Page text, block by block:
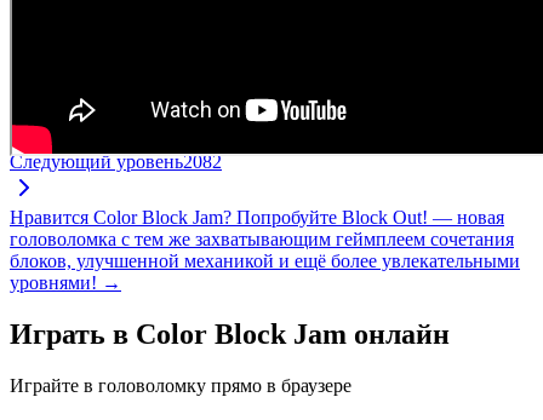
Следующий уровень2082
Нравится Color Block Jam? Попробуйте Block Out! — новая
головоломка с тем же захватывающим геймплеем сочетания
блоков, улучшенной механикой и ещё более увлекательными
уровнями! →
Играть в Color Block Jam онлайн
Играйте в головоломку прямо в браузере